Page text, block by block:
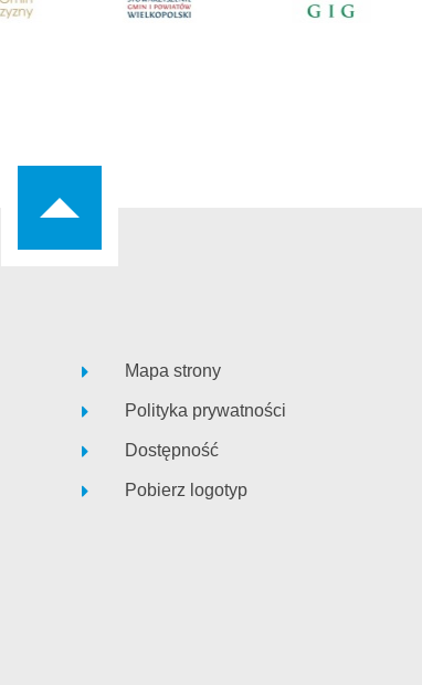
Mapa strony
Polityka prywatności
Dostępność
Pobierz logotyp